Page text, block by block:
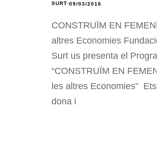
SURT 09/03/2016
CONSTRUÏM EN
altres Economies
Surt us presenta el
“CONSTRUÏM EN
les altres Economies” Ets
dona i